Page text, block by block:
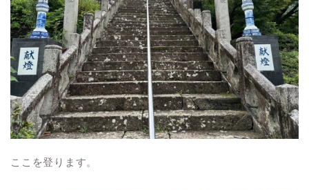
ここを登ります。